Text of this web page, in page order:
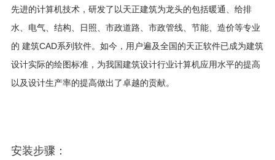
先进的计算机技术，研发了以天正建筑为龙头的包括暖通、给排
水、电气、结构、日照、市政道路、市政管线、节能、造价等专业
的 建筑CAD系列软件。如今，用户遍及全国的天正软件已成为建筑
设计实际的绘图标准，为我国建筑设计行业计算机应用水平的提高
以及设计生产率的提高做出了卓越的贡献。
安装步骤：